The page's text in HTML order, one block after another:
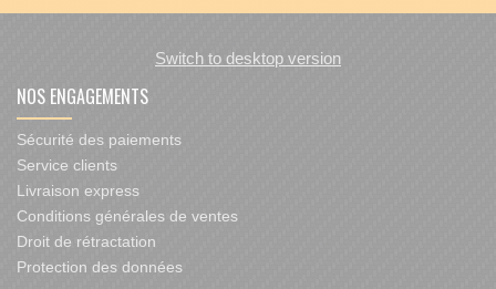
Switch to desktop version
NOS ENGAGEMENTS
Sécurité des paiements
Service clients
Livraison express
Conditions générales de ventes
Droit de rétractation
Protection des données